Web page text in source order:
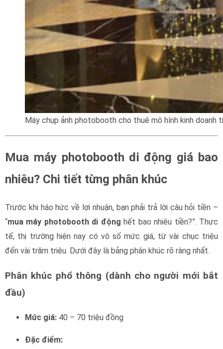
Máy chụp ảnh photobooth cho thuê mô hình kinh doanh
Mua máy photobooth di động giá bao
nhiêu? Chi tiết từng phân khúc
Trước khi háo hức về lợi nhuận, bạn phải trả lời câu hỏi tiền –
“mua máy photobooth di động hết bao nhiêu tiền?”. Thực
tế, thị trường hiện nay có vô số mức giá, từ vài chục triệu
đến vài trăm triệu. Dưới đây là bảng phân khúc rõ ràng nhất.
Phân khúc phổ thông (dành cho người mới bắt
đầu)
Mức giá: 40 – 70 triệu đồng
Đặc điểm: